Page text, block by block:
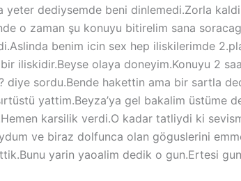
dediysemde beni dinlemedi.Zorla
o zaman şu konuyu bitirelim sana
benim icin sex hep iliskilerimde
iliskidir.Beyse olaya doneyim.Konuyu 2
sordu.Bende hakettin ama bir sartla
yattim.Beyza’ya gel bakalim üstüme
karsilik verdi.O kadar tatliydi ki
ve biraz dolfunca olan göguslerini
yarin yaoalim dedik o gun.Ertesi